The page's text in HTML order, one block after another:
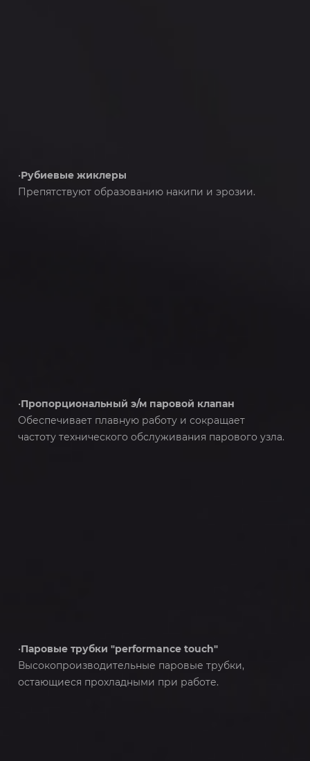
•Рубиевые жиклеры
Препятствуют образованию накипи и эрозии.
•Пропорциональный э/м паровой клапан
Обеспечивает плавную работу и сокращает
частоту технического обслуживания парового узла.
•Паровые трубки "performance touch"
Высокопроизводительные паровые трубки,
остающиеся прохладными при работе.